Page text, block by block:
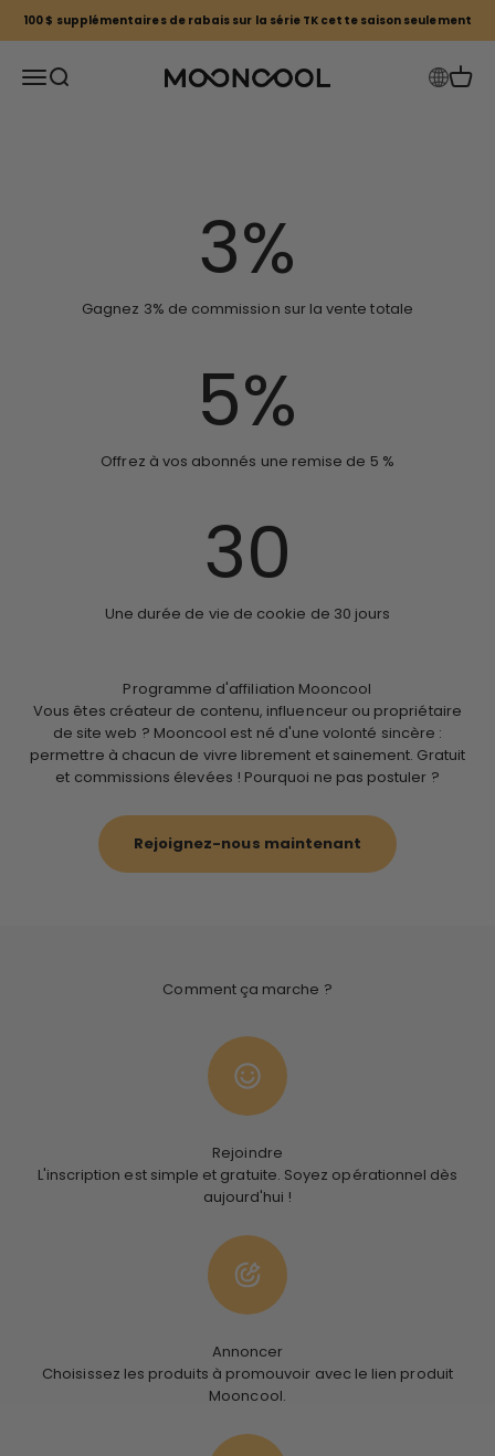
Passer au contenu
100 $ supplémentaires de rabais sur la série TK cette saison seulement
Ouvrir la navigation
Ouvrir la recherche
Mooncool CA
Voir
3%
Gagnez 3% de commission sur la vente totale
5%
Offrez à vos abonnés une remise de 5 %
30
Une durée de vie de cookie de 30 jours
Programme d'affiliation Mooncool
Vous êtes créateur de contenu, influenceur ou propriétaire
de site web ? Mooncool est né d'une volonté sincère :
permettre à chacun de vivre librement et sainement. Gratuit
et commissions élevées ! Pourquoi ne pas postuler ?
Rejoignez-nous maintenant
Comment ça marche ?
Rejoindre
L'inscription est simple et gratuite. Soyez opérationnel dès
aujourd'hui !
Annoncer
Choisissez les produits à promouvoir avec le lien produit
Mooncool.